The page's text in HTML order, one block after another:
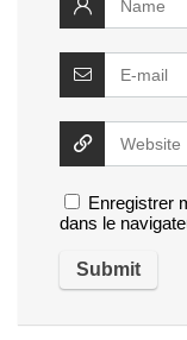
Enregistrer
dans le